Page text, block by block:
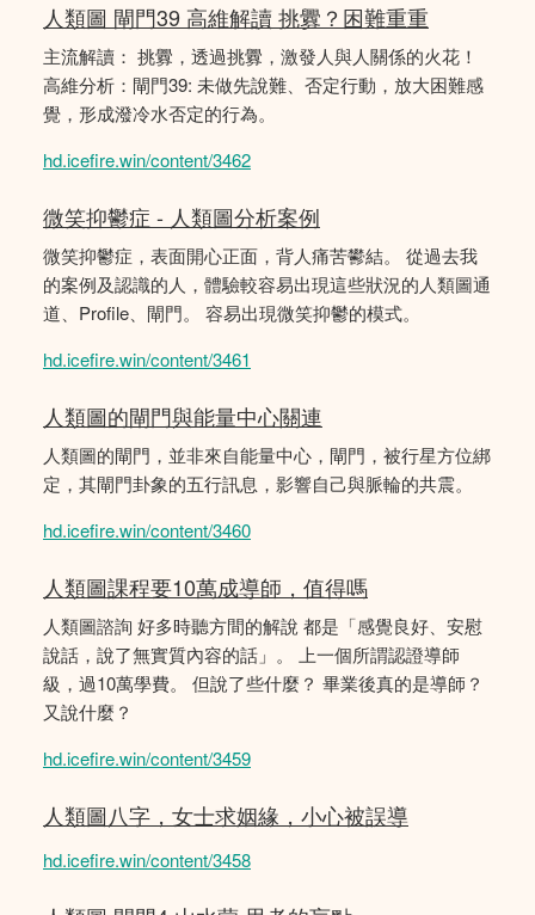
人類圖 閘門39 高維解讀 挑釁？困難重重
主流解讀： 挑釁，透過挑釁，激發人與人關係的火花！
高維分析：閘門39: 未做先說難、否定行動，放大困難感
覺，形成潑冷水否定的行為。
hd.icefire.win/content/3462
微笑抑鬱症 - 人類圖分析案例
微笑抑鬱症，表面開心正面，背人痛苦鬰結。 從過去我
的案例及認識的人，體驗較容易出現這些狀況的人類圖通
道、Profile、閘門。 容易出現微笑抑鬱的模式。
hd.icefire.win/content/3461
人類圖的閘門與能量中心關連
人類圖的閘門，並非來自能量中心，閘門，被行星方位綁
定，其閘門卦象的五行訊息，影響自己與脈輪的共震。
hd.icefire.win/content/3460
人類圖課程要10萬成導師，值得嗎
人類圖諮詢 好多時聽方間的解說 都是「感覺良好、安慰
說話，說了無實質內容的話」。 上一個所謂認證導師
級，過10萬學費。 但說了些什麼？ 畢業後真的是導師？
又說什麼？
hd.icefire.win/content/3459
人類圖八字，女士求姻緣，小心被誤導
hd.icefire.win/content/3458